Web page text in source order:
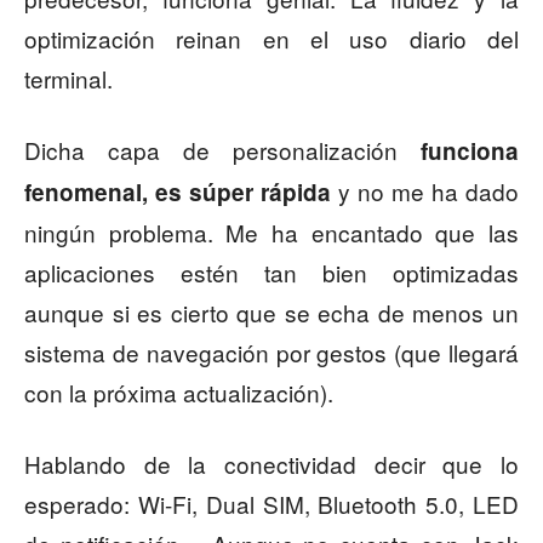
optimización reinan en el uso diario del
terminal.
Dicha capa de personalización funciona
fenomenal, es súper rápida y no me ha dado
ningún problema. Me ha encantado que las
aplicaciones estén tan bien optimizadas
aunque si es cierto que se echa de menos un
sistema de navegación por gestos (que llegará
con la próxima actualización).
Hablando de la conectividad decir que lo
esperado: Wi-Fi, Dual SIM, Bluetooth 5.0, LED